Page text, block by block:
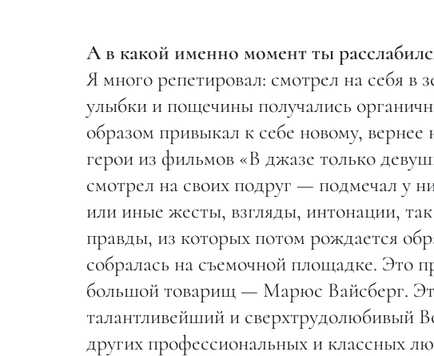
А в какой именно момент ты
Я много репетировал: смотрел на себя в
улыбки и пощечины получались
образом привыкал к себе новому,
герои из фильмов «В джазе только
смотрел на своих подруг — подмечал у
или иные жесты, взгляды, интонации,
правды, из которых потом рождается
собралась на съемочной площадке. Это
большой товарищ — Марюс Вайсберг.
талантливейший и сверхтрудолюбивый
других профессиональных и классных